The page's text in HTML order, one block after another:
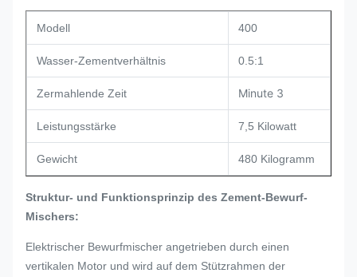
Modell 400
Wasser-Zementverhältnis 0.5:1
Zermahlende Zeit Minute 3
Leistungsstärke 7,5 Kilowatt
Gewicht 480 Kilogramm
Struktur- und Funktionsprinzip des Zement-Bewurf-
Mischers:
Elektrischer Bewurfmischer angetrieben durch einen
vertikalen Motor und wird auf dem Stützrahmen der